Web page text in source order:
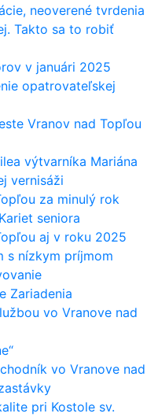
neoverené tvrdenia
Takto sa to robiť
v januári 2025
opatrovateľskej
Vranov nad Topľou
výtvarníka Mariána
vernisáži
za minulý rok
seniora
aj v roku 2025
s nízkym príjmom
Zariadenia
vo Vranove nad
vo Vranove nad
pri Kostole sv.